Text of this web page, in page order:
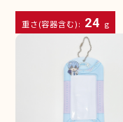
重さ(容器含む): 24 g